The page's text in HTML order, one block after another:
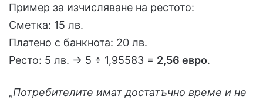
Пример за изчисляване на рестото:
Сметка: 15 лв.
Платено с банкнота: 20 лв.
Ресто: 5 лв. → 5 ÷ 1,95583 = 2,56 евро.
„Потребителите имат достатъчно време и не